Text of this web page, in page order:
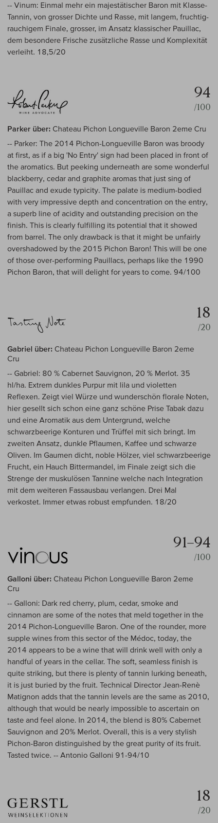
-- Vinum: Einmal mehr ein majestätischer Baron mit Klasse-
Tannin, von grosser Dichte und Rasse, mit langem, fruchtig-
rauchigem Finale, grosser, im Ansatz klassischer Pauillac,
dem besondere Frische zusätzliche Rasse und Komplexität
verleiht. 18,5/20
94
/100
Parker über: Chateau Pichon Longueville Baron 2eme Cru
-- Parker: The 2014 Pichon-Longueville Baron was broody
at first, as if a big 'No Entry' sign had been placed in front of
the aromatics. But peeking underneath are some wonderful
blackberry, cedar and graphite aromas that just sing of
Pauillac and exude typicity. The palate is medium-bodied
with very impressive depth and concentration on the entry,
a superb line of acidity and outstanding precision on the
finish. This is clearly fulfilling its potential that it showed
from barrel. The only drawback is that it might be unfairly
overshadowed by the 2015 Pichon Baron! This will be one
of those over-performing Pauillacs, perhaps like the 1990
Pichon Baron, that will delight for years to come. 94/100
18
/20
Gabriel über: Chateau Pichon Longueville Baron 2eme
Cru
-- Gabriel: 80 % Cabernet Sauvignon, 20 % Merlot. 35
hl/ha. Extrem dunkles Purpur mit lila und violetten
Reflexen. Zeigt viel Würze und wunderschön florale Noten,
hier gesellt sich schon eine ganz schöne Prise Tabak dazu
und eine Aromatik aus dem Untergrund, welche
schwarzbeerige Konturen und Trüffel mit sich bringt. Im
zweiten Ansatz, dunkle Pflaumen, Kaffee und schwarze
Oliven. Im Gaumen dicht, noble Hölzer, viel schwarzbeerige
Frucht, ein Hauch Bittermandel, im Finale zeigt sich die
Strenge der muskulösen Tannine welche nach Integration
mit dem weiteren Fassausbau verlangen. Drei Mal
verkostet. Immer etwas robust empfunden. 18/20
91–94
/100
Galloni über: Chateau Pichon Longueville Baron 2eme
Cru
-- Galloni: Dark red cherry, plum, cedar, smoke and
cinnamon are some of the notes that meld together in the
2014 Pichon-Longueville Baron. One of the rounder, more
supple wines from this sector of the Médoc, today, the
2014 appears to be a wine that will drink well with only a
handful of years in the cellar. The soft, seamless finish is
quite striking, but there is plenty of tannin lurking beneath,
it is just buried by the fruit. Technical Director Jean-Renè
Matignon adds that the tannin levels are the same as 2010,
although that would be nearly impossible to ascertain on
taste and feel alone. In 2014, the blend is 80% Cabernet
Sauvignon and 20% Merlot. Overall, this is a very stylish
Pichon-Baron distinguished by the great purity of its fruit.
Tasted twice. -- Antonio Galloni 91-94/10
18
/20